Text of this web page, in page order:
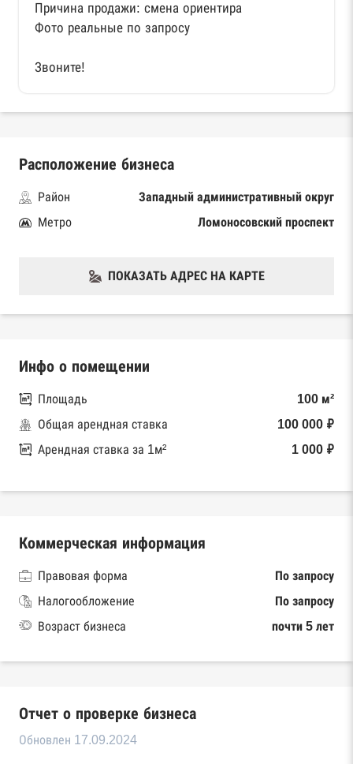
Причина продажи: смена ориентира
Фото реальные по запросу
Звоните!
Расположение бизнеса
Район
Западный административный округ
Метро
Ломоносовский проспект
ПОКАЗАТЬ АДРЕС НА КАРТЕ
Инфо о помещении
Площадь
100 м²
Общая арендная ставка
100 000 ₽
Арендная ставка за 1м²
1 000 ₽
Коммерческая информация
Правовая форма
По запросу
Налогообложение
По запросу
Возраст бизнеса
почти 5 лет
Отчет о проверке бизнеса
Обновлен 17.09.2024